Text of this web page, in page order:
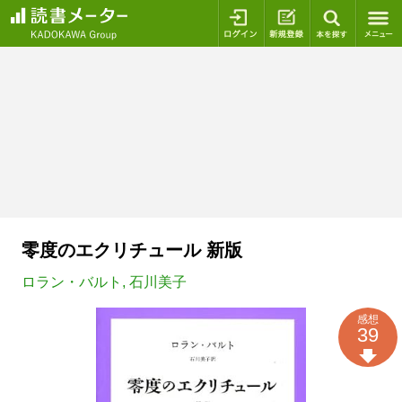
ログイン 新規登録
零度のエクリチュール 新版
ロラン・バルト , 石川美子
感想
39